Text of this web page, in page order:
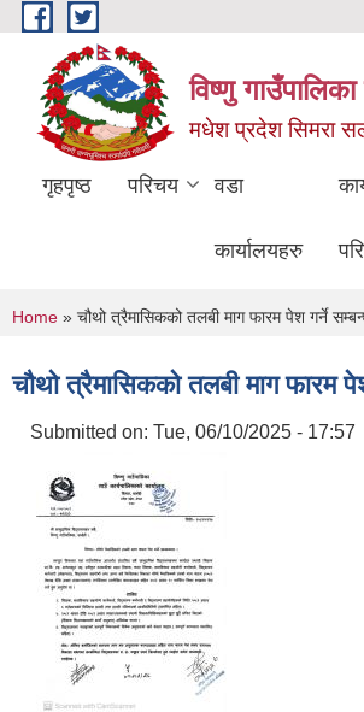
Skip to main content
विष्णु
मधेश प्रदेश सिमरा
गृहपृष्ठ परिचय वडा
कार्यालयहरु
You are here
Home » चौथो त्रैमासिकको तलबी माग फारम पेश गर्ने
चौथो त्रैमासिकको तलबी माग फारम
Submitted on: Tue, 06/10/2025 - 17:57